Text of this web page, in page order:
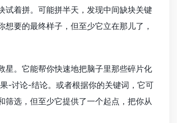
试着拼。可能拼半天，发现中间缺块关键
要的最终样子，但至少它立在那儿了，
星。它能帮你快速地把脑子里那些碎片化
-讨论-结论。或者根据你的关键词，它可
筛选，但至少它提供了一个起点，把你从